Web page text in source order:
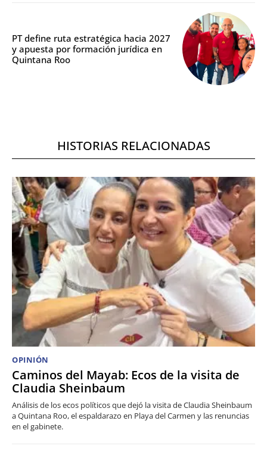
PT define ruta estratégica hacia 2027
y apuesta por formación jurídica en
Quintana Roo
HISTORIAS RELACIONADAS
OPINIÓN
Caminos del Mayab: Ecos de la visita de
Claudia Sheinbaum
Análisis de los ecos políticos que dejó la visita de Claudia Sheinbaum
a Quintana Roo, el espaldarazo en Playa del Carmen y las renuncias
en el gabinete.